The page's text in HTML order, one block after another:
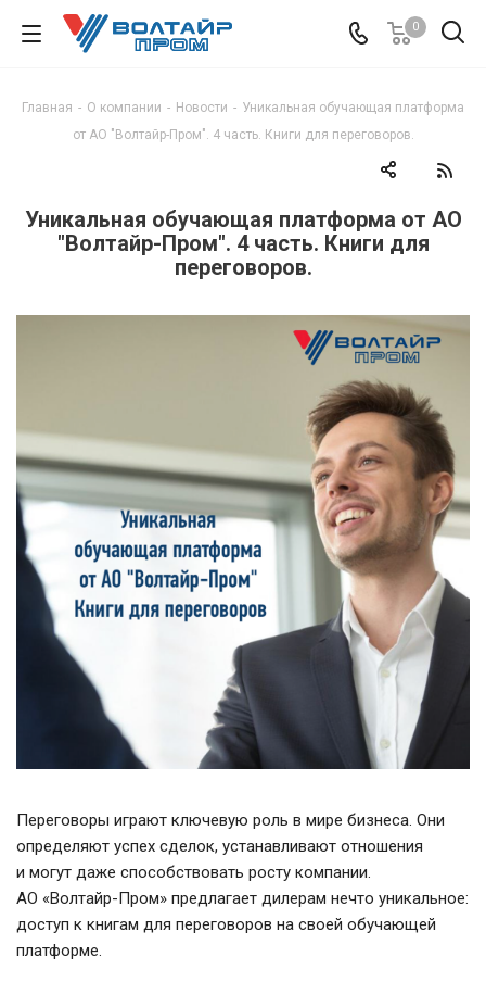
0
Главная - О компании - Новости - Уникальная обучающая платформа
от АО "Волтайр-Пром". 4 часть. Книги для переговоров.
Уникальная обучающая платформа от АО
"Волтайр-Пром". 4 часть. Книги для
переговоров.
Переговоры играют ключевую роль в мире бизнеса. Они
определяют успех сделок, устанавливают отношения
и могут даже способствовать росту компании.
АО «Волтайр-Пром» предлагает дилерам нечто уникальное:
доступ к книгам для переговоров на своей обучающей
платформе.